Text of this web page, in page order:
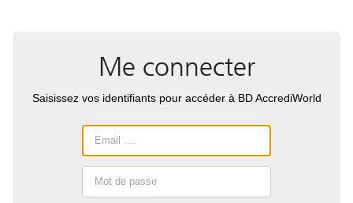
Me connecter
Saisissez vos identifiants pour accéder à BD AccrediWorld